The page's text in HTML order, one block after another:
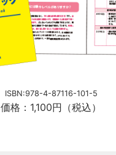
ISBN:978-4-87116-101-5
価格：1,100円（税込）